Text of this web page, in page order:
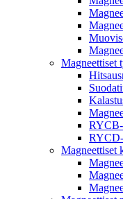
Magneettiset
RYCB-
Magneettiset